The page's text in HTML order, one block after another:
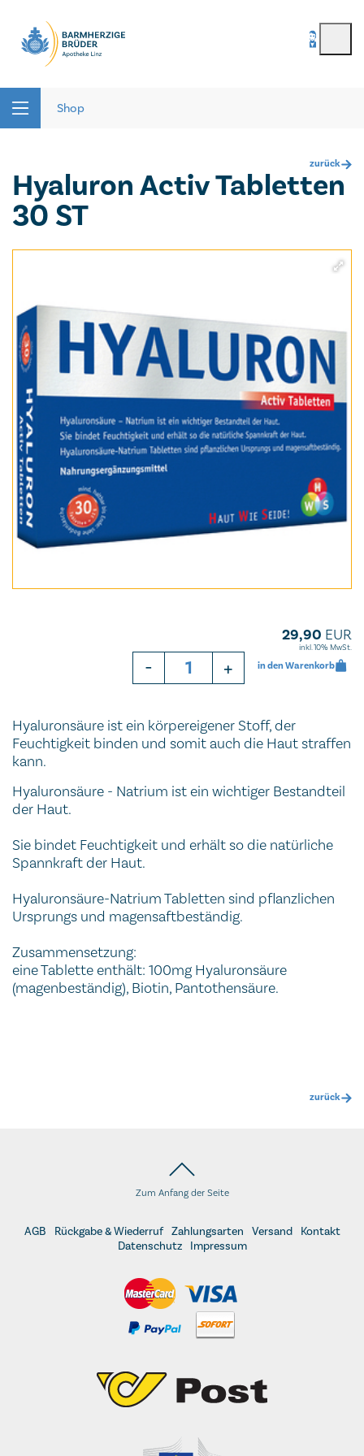
Passwort vergessen
Shop
zurück
Hyaluron Activ Tabletten
30 ST
29,90 EUR
inkl. 10% MwSt.
- + in den Warenkorb
Hyaluronsäure ist ein körpereigener Stoff, der
Feuchtigkeit binden und somit auch die Haut straffen
kann.
Hyaluronsäure - Natrium ist ein wichtiger Bestandteil
der Haut.
Sie bindet Feuchtigkeit und erhält so die natürliche
Spannkraft der Haut.
Hyaluronsäure-Natrium Tabletten sind pflanzlichen
Ursprungs und magensaftbeständig.
Zusammensetzung:
eine Tablette enthält: 100mg Hyaluronsäure
(magenbeständig), Biotin, Pantothensäure.
zurück
Zum Anfang der Seite
AGB Rückgabe & Wiederruf Zahlungsarten Versand
Kontakt
Datenschutz
Impressum